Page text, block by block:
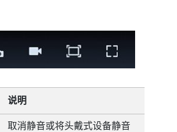
说明
取消静音或将头戴式设备静音